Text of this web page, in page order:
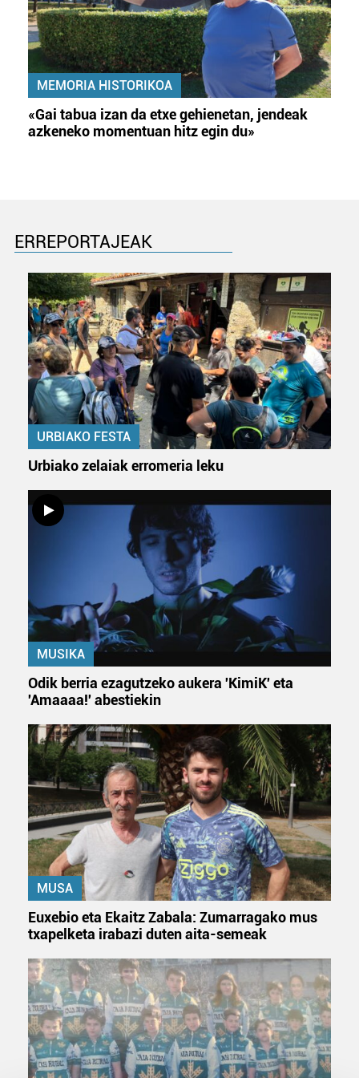
MEMORIA HISTORIKOA
«Gai tabua izan da etxe gehienetan, jendeak
azkeneko momentuan hitz egin du»
ERREPORTAJEAK
URBIAKO FESTA
Urbiako zelaiak erromeria leku
MUSIKA
Odik berria ezagutzeko aukera 'KimiK' eta
'Amaaaa!' abestiekin
MUSA
Euxebio eta Ekaitz Zabala: Zumarragako mus
txapelketa irabazi duten aita-semeak